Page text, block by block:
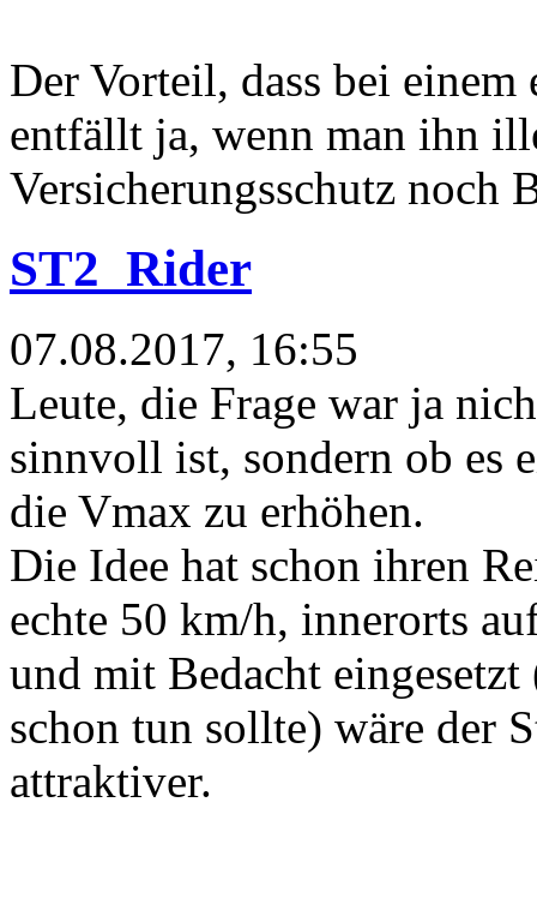
Der Vorteil, dass bei
entfällt ja, wenn man ihn
Versicherungsschutz noch
ST2_Rider
07.08.2017, 16:55
Leute, die Frage war ja
sinnvoll ist, sondern ob es
die Vmax zu erhöhen.
Die Idee hat schon ihren
echte 50 km/h, innerorts
und mit Bedacht eingesetzt
schon tun sollte) wäre der
attraktiver.